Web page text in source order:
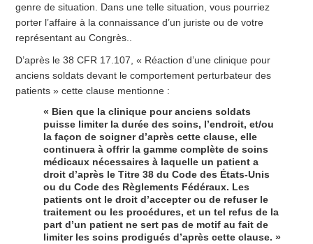
genre de situation. Dans une telle situation, vous pourriez
porter l’affaire à la connaissance d’un juriste ou de votre
représentant au Congrès..
D’après le 38 CFR 17.107, « Réaction d’une clinique pour
anciens soldats devant le comportement perturbateur des
patients » cette clause mentionne :
« Bien que la clinique pour anciens soldats
puisse limiter la durée des soins, l’endroit, et/ou
la façon de soigner d’après cette clause, elle
continuera à offrir la gamme complète de soins
médicaux nécessaires à laquelle un patient a
droit d’après le Titre 38 du Code des États-Unis
ou du Code des Règlements Fédéraux. Les
patients ont le droit d’accepter ou de refuser le
traitement ou les procédures, et un tel refus de la
part d’un patient ne sert pas de motif au fait de
limiter les soins prodigués d’après cette clause. »